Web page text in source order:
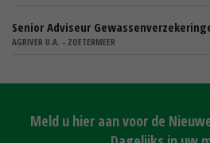
Senior Adviseur
AGRIVER U.A. - ZOETERMEER
Meld u hier aan voor de